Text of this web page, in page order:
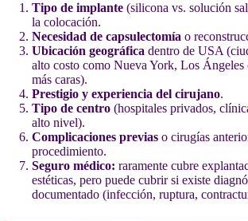
Tipo de implante (silicona vs. solución
la colocación.
Necesidad de capsulectomía o
Ubicación geográfica dentro de USA
alto costo como Nueva York, Los Ángeles
más caras).
Prestigio y experiencia del cirujano.
Tipo de centro (hospitales privados,
alto nivel).
Complicaciones previas o cirugías
procedimiento.
Seguro médico: raramente cubre
estéticas, pero puede cubrir si existe
documentado (infección, ruptura,